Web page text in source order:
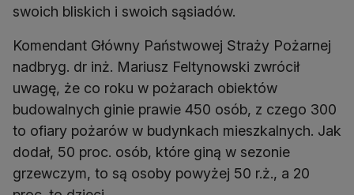
swoich bliskich i swoich sąsiadów.
Komendant Główny Państwowej Straży Pożarnej
nadbryg. dr inż. Mariusz Feltynowski zwrócił
uwagę, że co roku w pożarach obiektów
budowalnych ginie prawie 450 osób, z czego 300
to ofiary pożarów w budynkach mieszkalnych. Jak
dodał, 50 proc. osób, które giną w sezonie
grzewczym, to są osoby powyżej 50 r.ż., a 20